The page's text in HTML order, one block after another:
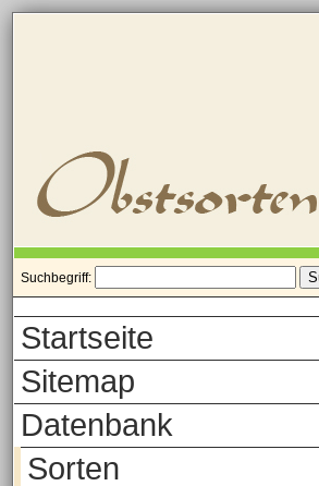
Suchbegriff:
Startseite
Sitemap
Datenbank
Sorten